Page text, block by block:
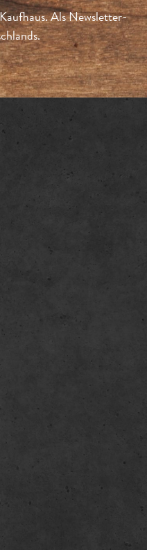
Als Newsletter-